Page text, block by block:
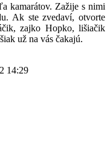
kamarátov. Zažije s nimi
Ak ste zvedaví, otvorte
zajko Hopko, lišiačik
už na vás čakajú.
14:29